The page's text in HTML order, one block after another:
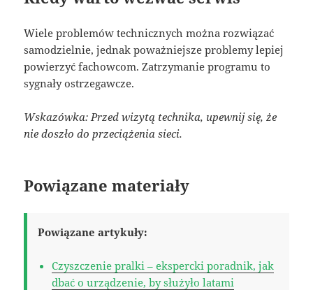
Wiele problemów technicznych można rozwiązać
samodzielnie, jednak poważniejsze problemy lepiej
powierzyć fachowcom. Zatrzymanie programu to
sygnały ostrzegawcze.
Wskazówka: Przed wizytą technika, upewnij się, że
nie doszło do przeciążenia sieci.
Powiązane materiały
Powiązane artykuły:
Czyszczenie pralki – ekspercki poradnik, jak
dbać o urządzenie, by służyło latami